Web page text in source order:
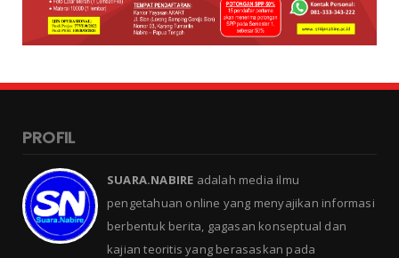
PROFIL
SUARA.NABIRE adalah media ilmu
pengetahuan online yang menyajikan informasi
berbentuk berita, gagasan konseptual dan
kajian teoritis yang berasaskan pada